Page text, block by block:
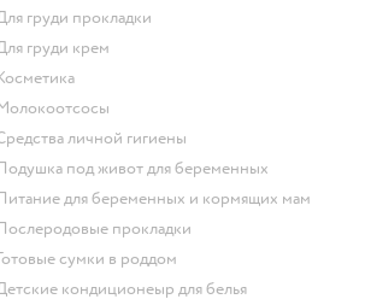
для груди прокладки
для груди крем
косметика
Молокоотсосы
средства личной гигиены
подушка под живот для беременных
питание для беременных и кормящих мам
послеродовые прокладки
готовые сумки в роддом
детские кондиционеыр для белья